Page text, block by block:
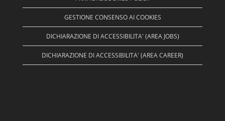
GESTIONE CONSENSO AI COOKIES
DICHIARAZIONE DI ACCESSIBILITA' (AREA JOBS)
DICHIARAZIONE DI ACCESSIBILITA' (AREA CAREER)